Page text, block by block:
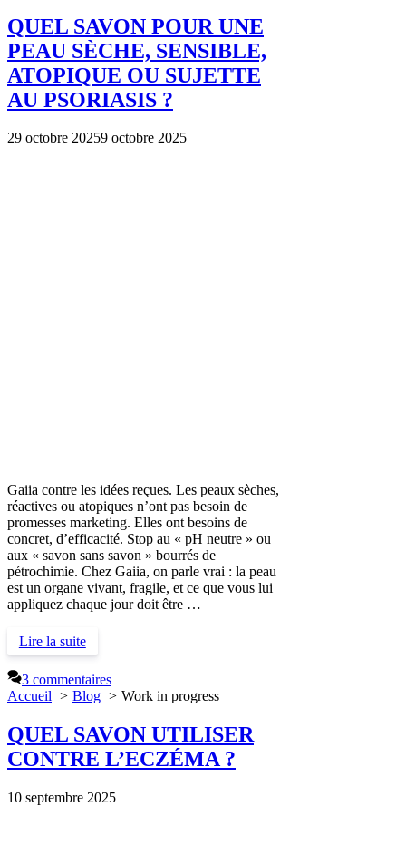
QUEL SAVON POUR UNE
PEAU SÈCHE, SENSIBLE,
ATOPIQUE OU SUJETTE
AU PSORIASIS ?
29 octobre 20259 octobre 2025
Gaiia contre les idées reçues. Les peaux sèches,
réactives ou atopiques n’ont pas besoin de
promesses marketing. Elles ont besoins de
concret, d’efficacité. Stop au « pH neutre » ou
aux « savon sans savon » bourrés de
pétrochimie. Chez Gaiia, on parle vrai : la peau
est un organe vivant, fragile, et ce que vous lui
appliquez chaque jour doit être …
Lire la suite
3 commentaires
Accueil
Blog Work in progress
QUEL SAVON UTILISER
CONTRE L’ECZÉMA ?
10 septembre 2025